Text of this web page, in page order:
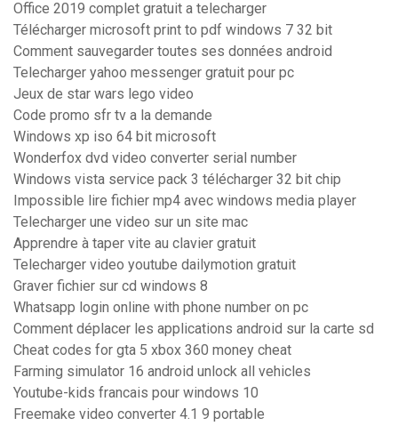
Office 2019 complet gratuit a telecharger
Télécharger microsoft print to pdf windows 7 32 bit
Comment sauvegarder toutes ses données android
Telecharger yahoo messenger gratuit pour pc
Jeux de star wars lego video
Code promo sfr tv a la demande
Windows xp iso 64 bit microsoft
Wonderfox dvd video converter serial number
Windows vista service pack 3 télécharger 32 bit chip
Impossible lire fichier mp4 avec windows media player
Telecharger une video sur un site mac
Apprendre à taper vite au clavier gratuit
Telecharger video youtube dailymotion gratuit
Graver fichier sur cd windows 8
Whatsapp login online with phone number on pc
Comment déplacer les applications android sur la carte sd
Cheat codes for gta 5 xbox 360 money cheat
Farming simulator 16 android unlock all vehicles
Youtube-kids francais pour windows 10
Freemake video converter 4.1 9 portable